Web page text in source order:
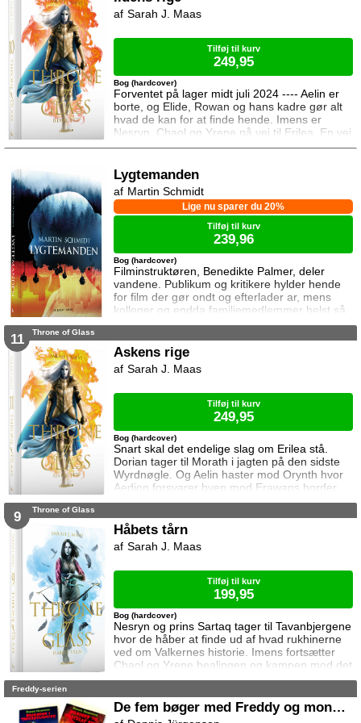
bliver myrdet under mystiske omstændigheder,
frygter Chaol og Nesryn at Valkerne er fulgt
Forventet på lager midt juli 2024 ---- Aelin er
borte, og Elide, Rowan og hans kadre gør alt
hvad de kan for at finde hende. Imens er
Nesryn, Chaol og Yrene på vej til Erilea. En vej
der fører dem forbi Chaols barndomshjem
kæmper Aedion mod Erawans fremrykkende
styrker og sin vrede over den aftale Aelin og
Lysandra har indgået. Og Dorian og Manon
må vælge om de vil lede efte
Bog (hardcover)
Sarah J. Maas
Tilføj til kurv
249,95
Lygtemanden
Filminstruktøren, Benedikte Palmer, deler
vandene. Publikum og kritikere hylder hende
for film der gør ondt og efterlader ar, mens
kolleger og endda familiemedlemmer helst så
hende forsvinde. Under en rejse til Los
miste livet. Da efterforskningen fortsætter
hjemme i Danmark, sender FBI den
nyuddannede agent April Biggs for at assistere
Bog (hardcover)
Lige nu sparer du 20%
Martin Schmidt
Tilføj til kurv
239,96
11 Throne of Glass
Askens rige
Snart skal det endelige slag om Erilea stå.
Dorian tager til Morath i jagten på den sidste
Wyrdnøgle. Og Aelin haster mod Orynth hvor
Aedion forsvarer byen mod Erawans horder.
Heldigvis er han ikke alene. Men kan deres
mod Erawans rædsler?
Bog (hardcover)
Sarah J. Maas
Tilføj til kurv
249,95
9 Throne of Glass
Håbets tårn
Nesryn og prins Sartaq tager til Tavanbjergene
hvor de håber at finde ud af hvad rukhinerne
ved om Valkernes historie. Imens fortsætter
Chaol og Yrene healingen og kampen mod det
mystiske mørke som lurer inden i ham. Men
deres venner derhjemme.
Bog (hardcover)
Sarah J. Maas
Tilføj til kurv
199,95
Freddy-serien
De fem bøger med Freddy og monstrene